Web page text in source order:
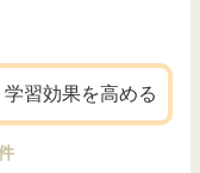
習効果を高める